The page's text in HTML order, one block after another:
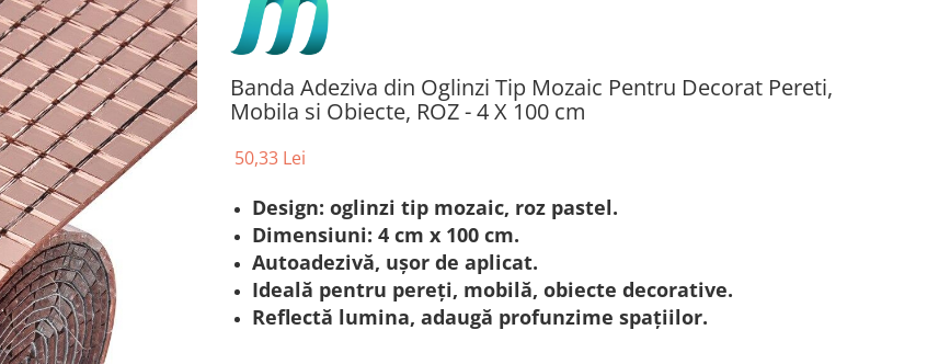
Banda Adeziva din Oglinzi Tip Mozaic Pentru Decorat Pereti,
Mobila si Obiecte, ROZ - 4 X 100 cm
50,33 Lei
Design: oglinzi tip mozaic, roz pastel.
Dimensiuni: 4 cm x 100 cm.
Autoadezivă, ușor de aplicat.
Ideală pentru pereți, mobilă, obiecte decorative.
Reflectă lumina, adaugă profunzime spațiilor.